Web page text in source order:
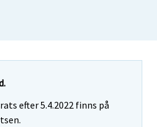
efter 5.4.2022 finns på